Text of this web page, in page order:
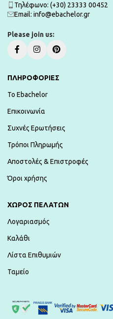
Τηλέφωνο: (+30) 23333 00452
Εmail: info@ebachelor.gr
Please join us:
ΠΛΗΡΟΦΟΡΙΕΣ
To Ebachelor
Επικοινωνία
Συχνές Ερωτήσεις
Τρόποι Πληρωμής
Αποστολές & Επιστροφές
Όροι χρήσης
ΧΏΡΟΣ ΠΕΛΑΤΏΝ
Λογαριασμός
Καλάθι
Λίστα Επιθυμιών
Ταμείο